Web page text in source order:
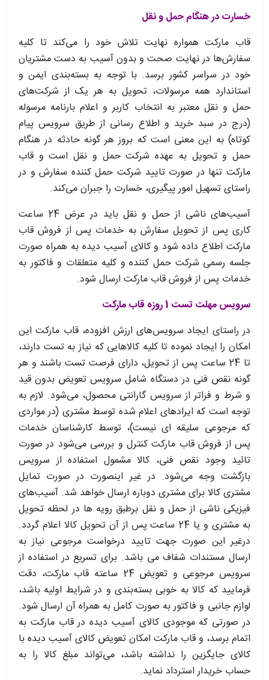
خسارت در هنگام حمل و نقل
قاب مارکت همواره نهایت تلاش خود را می‏‌کند تا کلیه
سفارش‏‌ها در نهایت صحت و بدون آسیب به دست مشتریان
خود در سراسر کشور برسد. با توجه به بسته‌بندی ایمن و
استاندارد همه مرسولات، تحویل به هر یک از شرکت‌‏های
حمل و نقل معتبر به انتخاب کاربر و اعلام بارنامه مرسوله
(درج در سبد خرید و اطلاع رسانی از طریق سرویس پیام
کوتاه) به این معنی است که بروز هر گونه حادثه در هنگام
حمل و تحویل به عهده شرکت حمل و نقل است و قاب
مارکت تنها در صورت تایید شرکت حمل کننده سفارش و در
راستای تسهیل امور پیگیری، خسارت را جبران می‌‏کند.
آسیب‏‌های ناشی از حمل و نقل باید در عرض 24 ساعت
کاری پس از تحویل سفارش به خدمات پس از فروش قاب
مارکت اطلاع داده شود و کالای آسیب دیده به همراه صورت
جلسه رسمی شرکت حمل کننده و کلیه متعلقات و فاکتور به
خدمات پس از فروش قاب مارکت ارسال شود.
سرویس مهلت تست 1 روزه قاب مارکت
در راستای ایجاد سرویس‌‏های ارزش افزوده، قاب مارکت این
امکان را ایجاد نموده تا کلیه کالاهایی که نیاز به تست دارند،
تا 24 ساعت پس از تحویل، دارای فرصت تست باشند و هر
گونه نقص فنی در دستگاه شامل سرویس تعویض بدون قید
و شرط و فراتر از سرویس گارانتی محصول، می‏‌شود. لازم به
توجه است که ایرادهای اعلام شده توسط مشتری (در مواردی
که مرجوعی سلیقه ای نیست)، توسط کارشناسان خدمات
پس از فروش قاب مارکت کنترل و بررسی می‏‌شود در صورت
تائید وجود نقص فنی، کالا مشمول استفاده از سرویس
بازگشت وجه می‏‌شود. در غیر اینصورت در صورت تمایل
مشتری کالا برای مشتری دوباره ارسال خواهد شد. آسیب‏‌های
فیزیکی ناشی از حمل و نقل برطبق رویه ها در لحظه تحویل
به مشتری و یا 24 ساعت پس از آن تحویل کالا اعلام گردد.
درغیر این صورت جهت تایید درخواست مرجوعی نیاز به
ارسال مستندات شفاف می باشد. برای تسریع در استفاده از
سرویس مرجوعی و تعویض 24 ساعته قاب مارکت، دقت
فرمایید که کالا به ‏خوبی بسته‌بندی و در شرایط اولیه باشد،
لوازم جانبی و فاکتور به صورت کامل به همراه آن ارسال شود.
در صورتی که موجودی کالای آسیب دیده در قاب مارکت به
اتمام برسد، و قاب مارکت امکان تعویض کالای آسیب دیده با
کالای جایگزین را نداشته باشد، می‌تواند مبلغ کالا را به
حساب خریدار استرداد نماید.